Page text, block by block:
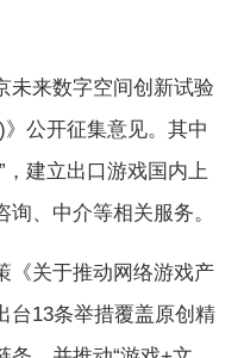
来数字空间创新试验
公开征集意见。其中
，建立出口游戏国内上
、中介等相关服务。
关于推动网络游戏产
台13条举措覆盖原创精